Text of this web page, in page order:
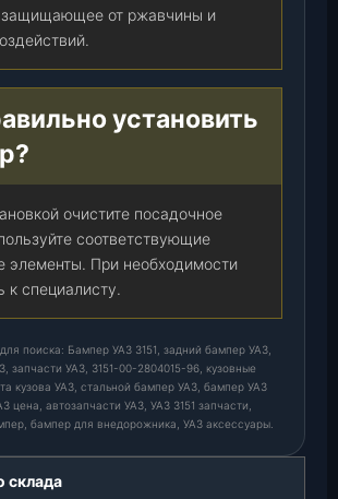
защищающее от ржавчины и
установить
очистите посадочное
соответствующие
элементы. При необходимости
к специалисту.
поиска: Бампер УАЗ 3151, задний бампер УАЗ,
запчасти УАЗ, 3151-00-2804015-96, кузовные
кузова УАЗ, стальной бампер УАЗ, бампер УАЗ
цена, автозапчасти УАЗ, УАЗ 3151 запчасти,
бампер для внедорожника, УАЗ аксессуары.
склада